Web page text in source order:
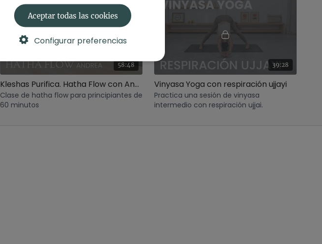
58:48
Kleshas Purifica. Hatha Flow con Andrea
Clase de hatha flow para principiantes de
60 minutos
39:28
Vinyasa Yoga con respiración ujjayi
Practica una sesión de vinyasa
intermedio con respiración ujjai.
Aceptar todas las cookies
Configurar preferencias